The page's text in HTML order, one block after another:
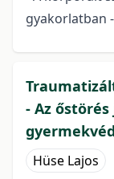
gyakorlatban -
- Az
Hüse Lajos